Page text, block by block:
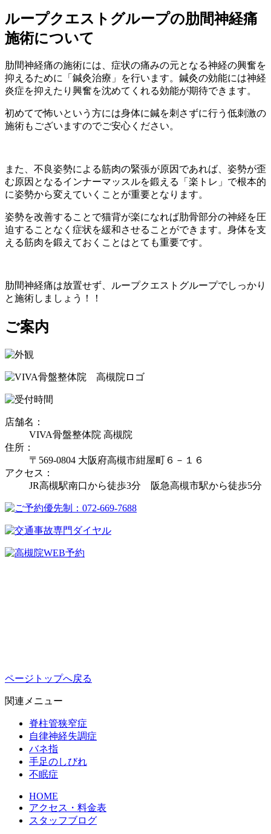
ループクエストグループの肋間神経痛
施術について
肋間神経痛の施術には、症状の痛みの元となる神経の興奮を
抑えるために「鍼灸治療」を行います。鍼灸の効能には神経
炎症を抑えたり興奮を沈めてくれる効能が期待できます。
初めてで怖いという方には身体に鍼を刺さずに行う低刺激の
施術もございますのでご安心ください。
また、不良姿勢による筋肉の緊張が原因であれば、姿勢が歪
む原因となるインナーマッスルを鍛える「楽トレ」で根本的
に姿勢から変えていくことが重要となります。
姿勢を改善することで猫背が楽になれば肋骨部分の神経を圧
迫することなく症状を緩和させることができます。身体を支
える筋肉を鍛えておくことはとても重要です。
肋間神経痛は放置せず、ループクエストグループでしっかり
と施術しましょう！！
ご案内
店舗名：
VIVA骨盤整体院 高槻院
住所：
〒569-0804 大阪府高槻市紺屋町６－１６
アクセス：
JR高槻駅南口から徒歩3分 阪急高槻市駅から徒歩5分
ページトップへ戻る
関連メニュー
脊柱管狭窄症
自律神経失調症
バネ指
手足のしびれ
不眠症
HOME
アクセス・料金表
スタッフブログ